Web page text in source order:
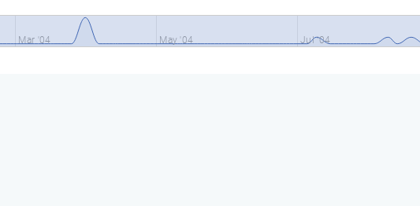
Mar '04 May '04 Jul '04